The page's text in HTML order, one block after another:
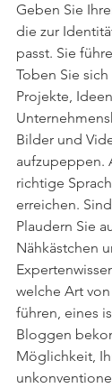
Geben Sie
die zur
passt. Sie
Toben Sie
Projekte,
Bilder und
aufzupeppen.
richtige
erreichen.
Plaudern Sie
Nähkästchen
welche Art
führen, eines
Bloggen
Möglichkeit,